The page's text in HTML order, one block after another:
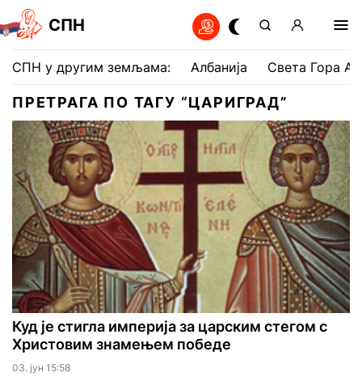
СПН
СПН у другим земљама: Албанија Света Гора
ПРЕТРАГА ПО ТАГУ “ЦАРИГРАД”
Куд је стигла империја за царским стегом с
Христовим знамењем победе
03. јун 15:58